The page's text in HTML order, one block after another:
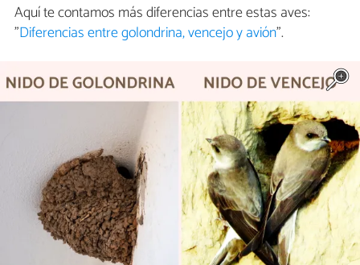
Aquí te contamos más diferencias entre estas aves:
"Diferencias entre golondrina, vencejo y avión".